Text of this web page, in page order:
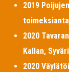
2019
2020
Kallan,
2020